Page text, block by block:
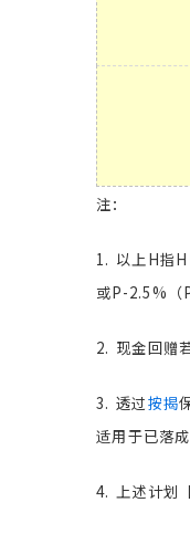
注：
1. 以上H指
或P-2.5%（
2. 现金回赠
3. 透过按揭
适用于已落
4. 上述计划